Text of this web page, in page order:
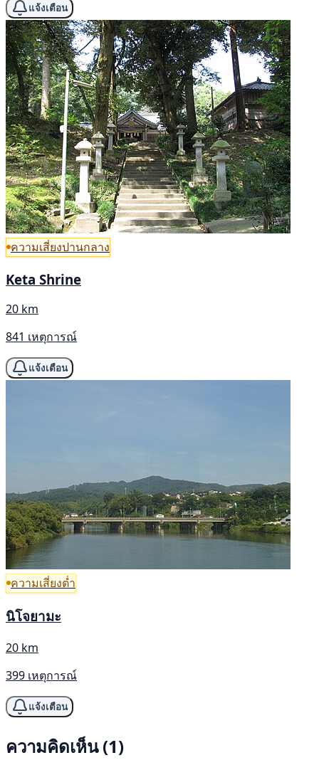
แจ้งเตือน
ความเสี่ยงปานกลาง
Keta Shrine
20 km
841 เหตุการณ์
แจ้งเตือน
ความเสี่ยงต่ำ
นิโจยามะ
20 km
399 เหตุการณ์
แจ้งเตือน
ความคิดเห็น (1)